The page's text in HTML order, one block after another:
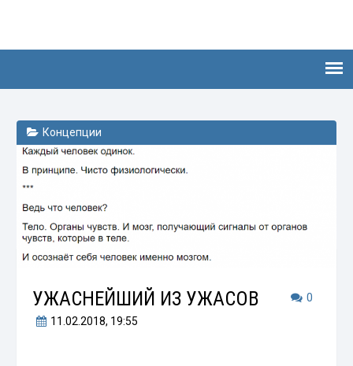
Концепции
0
УЖАСНЕЙШИЙ ИЗ УЖАСОВ
11.02.2018, 19:55